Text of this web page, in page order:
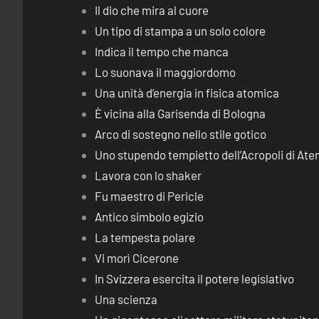
Il dio che mira al cuore
Un tipo di stampa a un solo colore
Indica il tempo che manca
Lo suonava il maggiordomo
Una unità d’energia in fisica atomica
È vicina alla Garisenda di Bologna
Arco di sostegno nello stile gotico
Uno stupendo tempietto dell’Acropoli di
Lavora con lo shaker
Fu maestro di Pericle
Antico simbolo egizio
La tempesta polare
Vi morì Cicerone
In Svizzera esercita il potere legislativo
Una scienza